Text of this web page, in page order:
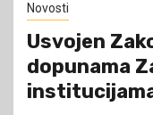
Novosti
Usvojen
dopunama